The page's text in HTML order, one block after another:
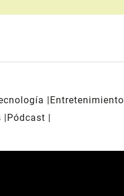
Entretenimiento
Pódcast